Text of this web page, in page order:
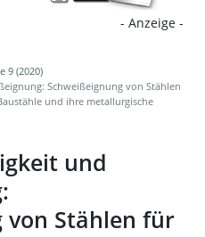
- Anzeige -
9 (2020)
Schweißeignung von Stählen
und ihre metallurgische
und
von Stählen für